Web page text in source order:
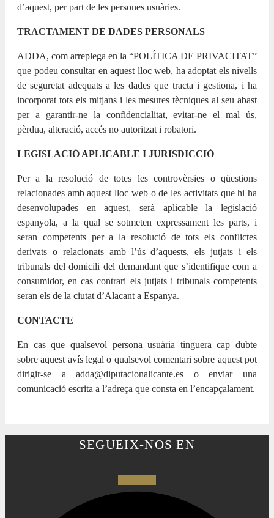
d’aquest, per part de les persones usuàries.
TRACTAMENT DE DADES PERSONALS
ADDA, com arreplega en la “POLÍTICA DE PRIVACITAT”
que podeu consultar en aquest lloc web, ha adoptat els nivells
de seguretat adequats a les dades que tracta i gestiona, i ha
incorporat tots els mitjans i les mesures tècniques al seu abast
per a garantir-ne la confidencialitat, evitar-ne el mal ús,
pèrdua, alteració, accés no autoritzat i robatori.
LEGISLACIÓ APLICABLE I JURISDICCIÓ
Per a la resolució de totes les controvèrsies o qüestions
relacionades amb aquest lloc web o de les activitats que hi ha
desenvolupades en aquest, serà aplicable la legislació
espanyola, a la qual se sotmeten expressament les parts, i
seran competents per a la resolució de tots els conflictes
derivats o relacionats amb l’ús d’aquests, els jutjats i els
tribunals del domicili del demandant que s’identifique com a
consumidor, en cas contrari els jutjats i tribunals competents
seran els de la ciutat d’Alacant a Espanya.
CONTACTE
En cas que qualsevol persona usuària tinguera cap dubte
sobre aquest avís legal o qualsevol comentari sobre aquest pot
dirigir-se a adda@diputacionalicante.es o enviar una
comunicació escrita a l’adreça que consta en l’encapçalament.
SEGUEIX-NOS EN